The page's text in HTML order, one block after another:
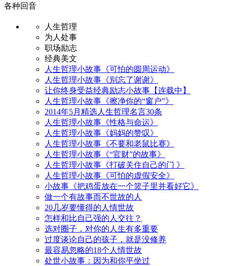
各种回音
人生哲理
为人处事
职场励志
经典美文
人生哲理小故事《可怕的圆周运动》
人生哲理小故事《别忘了谢谢》
让你终身受益经典励志小故事【连载中】
人生哲理小故事《擦净你的“窗户”》
2014年5月精选人生哲理名言30条
人生哲理小故事《性格与命运》
人生哲理小故事《妈妈的赞叹》
人生哲理小故事《不要和老鼠比赛》
人生哲理小故事《“官财”的故事》
人生哲理小故事《打破关住自己的门 》
人生哲理小故事《可怕的虚假安全》
小故事《把鸡蛋放在一个篮子里并看好它》
做一个有故事而不世故的人
20几岁要懂得的人情世故
怎样和比自己强的人交往？
选对圈子，对你的人生有多重要
过度谈论自己的孩子，就是没修养
最容易忽略的18个人情世故
处世小故事：因为和你平坐过